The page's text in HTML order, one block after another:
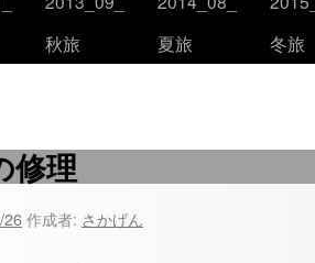
秋旅
夏旅
冬旅
修理
26作成者: さかげん